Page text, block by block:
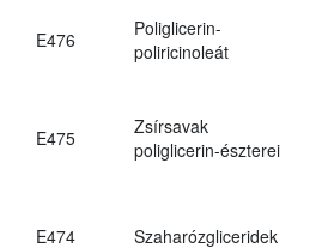
E476
Poliglicerin-
poliricinoleát
E475
Zsírsavak
poliglicerin-észterei
E474 Szaharózgliceridek